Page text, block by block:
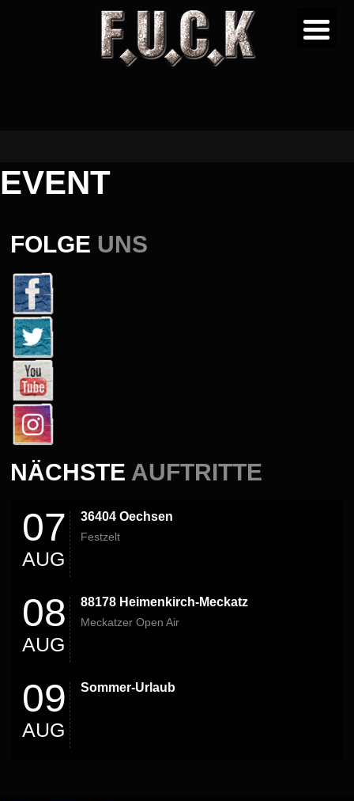
EVENT
FOLGE UNS
NÄCHSTE AUFTRITTE
07
AUG
36404 Oechsen
Festzelt
08
AUG
88178 Heimenkirch-Meckatz
Meckatzer Open Air
09
AUG
Sommer-Urlaub